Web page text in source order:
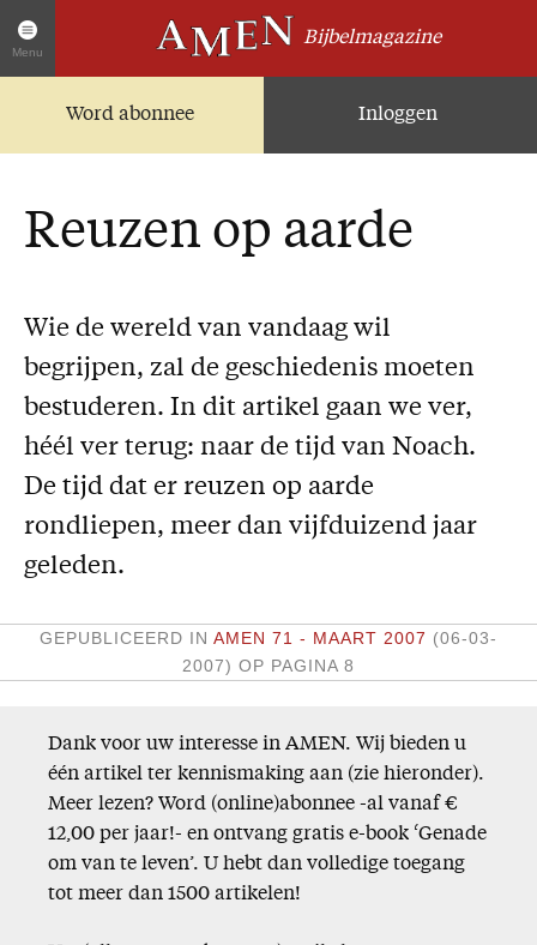
Menu
Bijbelmagazine
Word abonnee Inloggen
Artikelen
Zoek in alle artikelen
Facebook
Over AMEN
Abonnementen
Geschenkabonnement
Proefnummer AMEN
Steun AMEN
Missie
Service
Vragen en opmerkingen
En verder
Bijbelstudieagenda
Reuzen op aarde
Wie de wereld van vandaag wil
begrijpen, zal de geschiedenis moeten
bestuderen. In dit artikel gaan we ver,
héél ver terug: naar de tijd van Noach.
De tijd dat er reuzen op aarde
rondliepen, meer dan vijfduizend jaar
geleden.
GEPUBLICEERD IN AMEN 71 - MAART 2007 (06-03-
2007) OP PAGINA 8
Dank voor uw interesse in AMEN. Wij bieden u
één artikel ter kennismaking aan (zie hieronder).
Meer lezen? Word (online)abonnee -al vanaf €
12,00 per jaar!- en ontvang gratis e-book ‘Genade
om van te leven’. U hebt dan volledige toegang
tot meer dan 1500 artikelen!